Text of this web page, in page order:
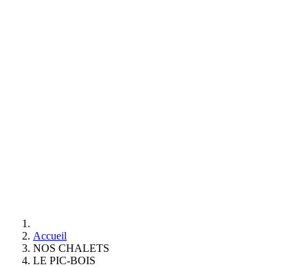
Accueil
NOS CHALETS
LE PIC-BOIS